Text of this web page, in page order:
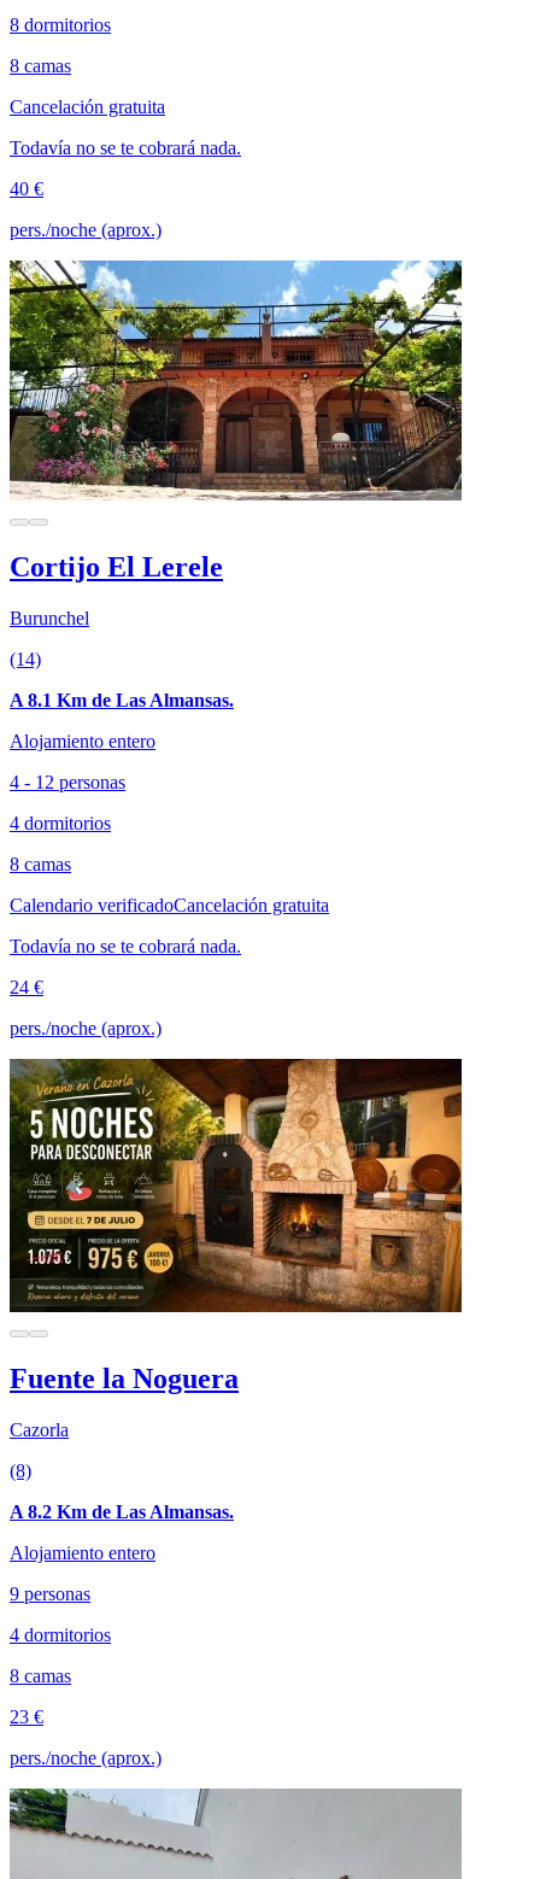
8 dormitorios
8 camas
Cancelación gratuita
Todavía no se te cobrará nada.
40 €
pers./noche (aprox.)
Cortijo El Lerele
Burunchel
(14)
A 8.1 Km de Las Almansas.
Alojamiento entero
4 - 12 personas
4 dormitorios
8 camas
Calendario verificadoCancelación gratuita
Todavía no se te cobrará nada.
24 €
pers./noche (aprox.)
Fuente la Noguera
Cazorla
(8)
A 8.2 Km de Las Almansas.
Alojamiento entero
9 personas
4 dormitorios
8 camas
23 €
pers./noche (aprox.)